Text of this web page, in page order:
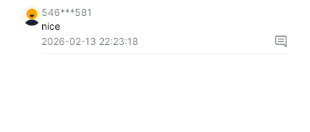
546***581
nice
2026-02-13 22:23:18